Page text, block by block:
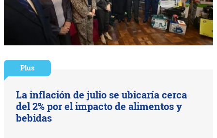
Plus
La inflación de julio se ubicaría cerca
del 2% por el impacto de alimentos y
bebidas